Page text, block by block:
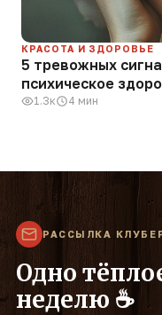
КРАСОТА И ЗДОРОВЬЕ
5 тревожных
психическое
1.3к 4 мин
РАССЫЛКА
Одно
неделю ☕